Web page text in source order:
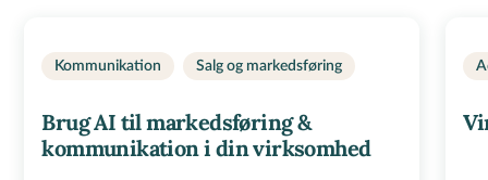
Kommunikation Salg og markedsføring
Brug AI til markedsføring &
kommunikation i din virksomhed